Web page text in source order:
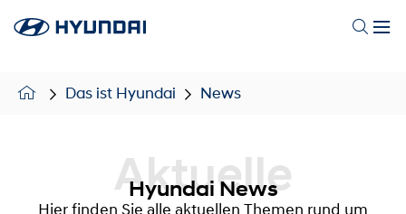
Das ist Hyundai News
Aktuelle
Hyundai News